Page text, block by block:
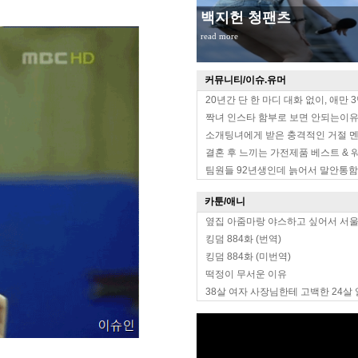
백지헌 청팬츠
read more
커뮤니티/이슈.유머
20년간 단 한 마디 대화 없이, 애만
짝녀 인스타 함부로 보면 안되는이유
소개팅녀에게 받은 충격적인 거절
결혼 후 느끼는 가전제품 베스트 &
팀원들 92년생인데 늙어서 말안통
카툰/애니
옆집 아줌마랑 야스하고 싶어서 서
킹덤 884화 (번역)
킹덤 884화 (미번역)
떡정이 무서운 이유
38살 여자 사장님한테 고백한 24살